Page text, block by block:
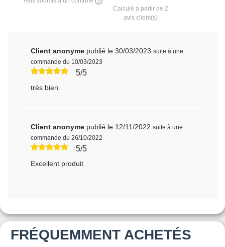
Calculé à partir de 2
avis client(s)
Client anonyme publié le 30/03/2023 suite à une
commande du 10/03/2023
5/5
très bien
Client anonyme publié le 12/11/2022 suite à une
commande du 26/10/2022
5/5
Excellent produit
FRÉQUEMMENT ACHETÉS